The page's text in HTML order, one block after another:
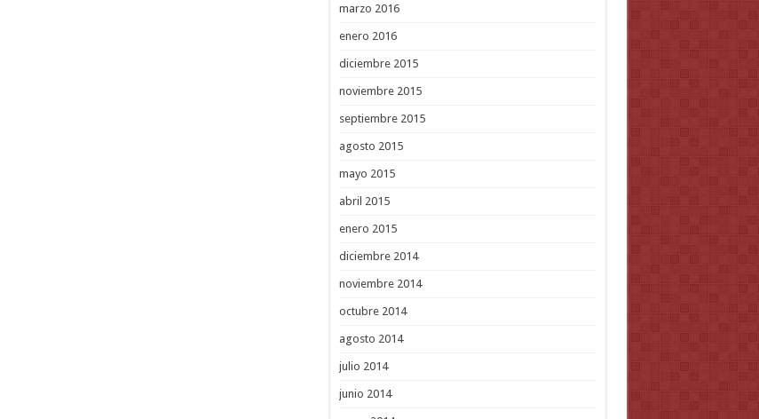
marzo 2016
enero 2016
diciembre 2015
noviembre 2015
septiembre 2015
agosto 2015
mayo 2015
abril 2015
enero 2015
diciembre 2014
noviembre 2014
octubre 2014
agosto 2014
julio 2014
junio 2014